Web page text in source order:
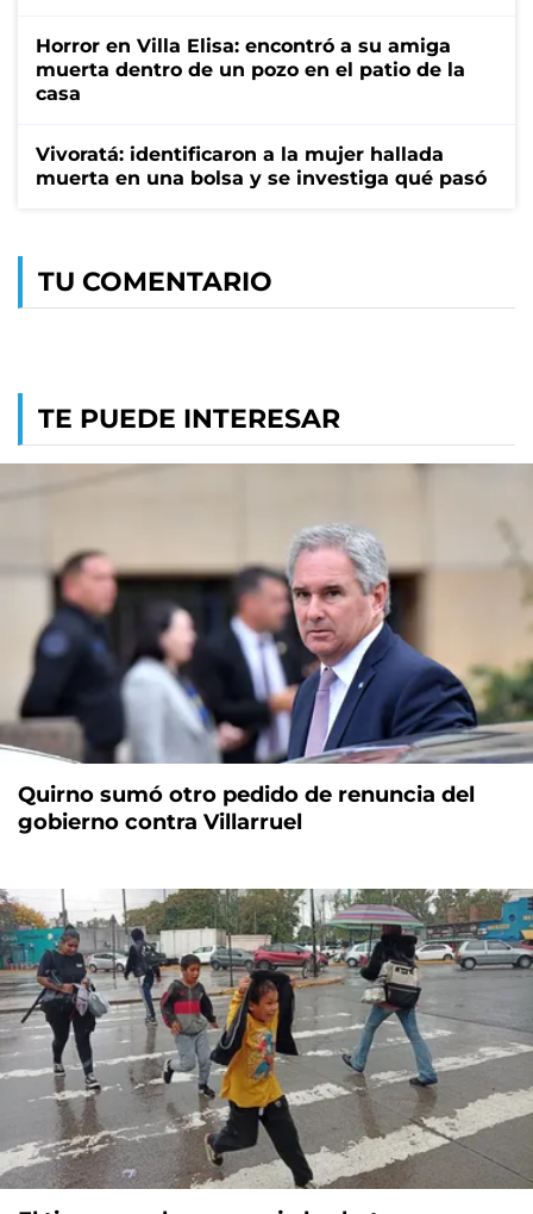
Horror en Villa Elisa: encontró a su amiga
muerta dentro de un pozo en el patio de la
casa
Vivoratá: identificaron a la mujer hallada
muerta en una bolsa y se investiga qué pasó
TU COMENTARIO
TE PUEDE INTERESAR
Quirno sumó otro pedido de renuncia del
gobierno contra Villarruel